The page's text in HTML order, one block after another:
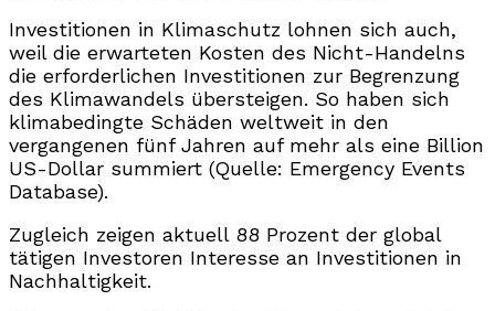
Investitionen in Klimaschutz lohnen sich auch,
weil die erwarteten Kosten des Nicht-Handelns
die erforderlichen Investitionen zur Begrenzung
des Klimawandels übersteigen. So haben sich
klimabedingte Schäden weltweit in den
vergangenen fünf Jahren auf mehr als eine Billion
US-Dollar summiert (Quelle: Emergency Events
Database).
Zugleich zeigen aktuell 88 Prozent der global
tätigen Investoren Interesse an Investitionen in
Nachhaltigkeit.